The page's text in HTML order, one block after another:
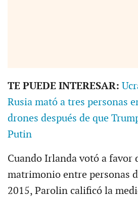
TE PUEDE INTERESAR:
Rusia mató a tres personas
drones después de que
Putin
Cuando Irlanda votó a favor
matrimonio entre personas
2015, Parolin calificó la